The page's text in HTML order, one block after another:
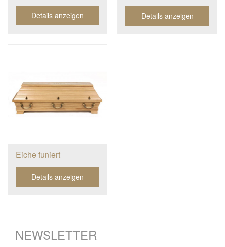
Details anzeigen Details anzeigen
Eiche funiert
Details anzeigen
NEWSLETTER